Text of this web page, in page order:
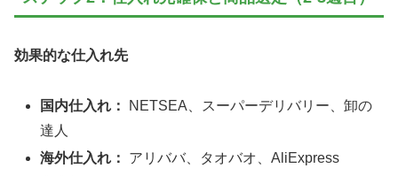
効果的な仕入れ先
国内仕入れ：
NETSEA、スーパーデリバリー、卸の
達人
海外仕入れ：
アリババ、タオバオ、AliExpress